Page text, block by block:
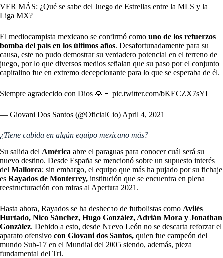
VER MÁS: ¿Qué se sabe del Juego de Estrellas entre la MLS y la
Liga MX?
El mediocampista mexicano se confirmó como uno de los refuerzos
bomba del país en los últimos años. Desafortunadamente para su
causa, este no pudo demostrar su verdadero potencial en el terreno de
juego, por lo que diversos medios señalan que su paso por el conjunto
capitalino fue en extremo decepcionante para lo que se esperaba de él.
Siempre agradecido con Dios 🙏🏾 pic.twitter.com/bKECZX7sYI
— Giovani Dos Santos (@OficialGio) April 4, 2021
¿Tiene cabida en algún equipo mexicano más?
Su salida del América abre el paraguas para conocer cuál será su
nuevo destino. Desde España se mencionó sobre un supuesto interés
del Mallorca; sin embargo, el equipo que más ha pujado por su fichaje
es Rayados de Monterrey, institución que se encuentra en plena
reestructuración con miras al Apertura 2021.
Hasta ahora, Rayados se ha deshecho de futbolistas como Avilés
Hurtado, Nico Sánchez, Hugo González, Adrián Mora y Jonathan
González. Debido a esto, desde Nuevo León no se descarta reforzar el
aparato ofensivo con Giovani dos Santos, quien fue campeón del
mundo Sub-17 en el Mundial del 2005 siendo, además, pieza
fundamental del Tri.